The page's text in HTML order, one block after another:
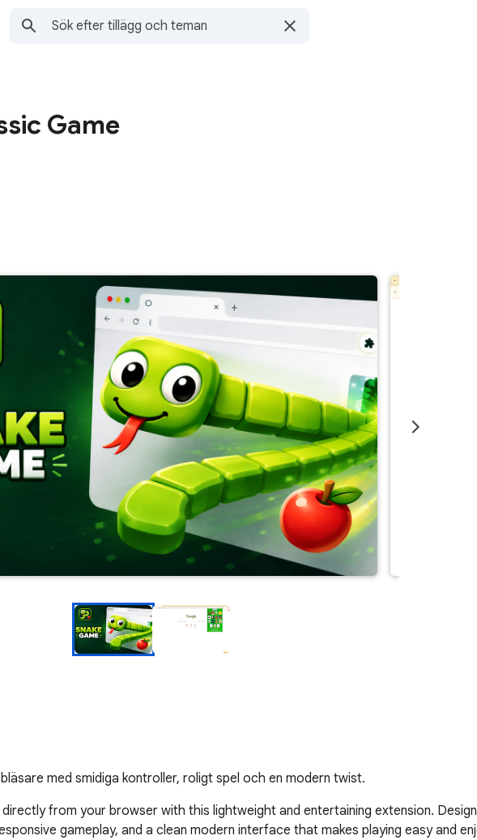
Game
med smidiga kontroller, roligt spel och en modern twist.
from your browser with this lightweight and entertaining extension.
gameplay, and a clean modern interface that makes playing easy and